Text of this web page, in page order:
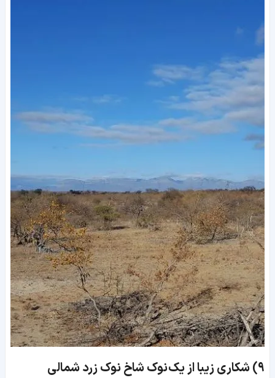
9) شکاری زیبا از یک نوک‌ شاخ نوک‌ زرد شمالی